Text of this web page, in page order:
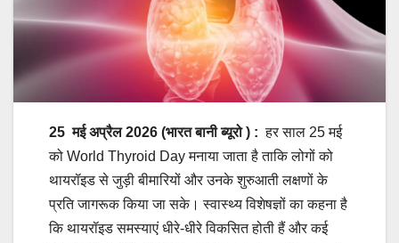
25मई अप्रैल 2026 (भारत बानी ब्यूरो ) : हर साल 25 मई
को World Thyroid Day मनाया जाता है ताकि लोगों को
थायरॉइड से जुड़ी बीमारियों और उनके शुरुआती लक्षणों के
प्रति जागरूक किया जा सके। स्वास्थ्य विशेषज्ञों का कहना है
कि थायरॉइड समस्याएं धीरे-धीरे विकसित होती हैं और कई